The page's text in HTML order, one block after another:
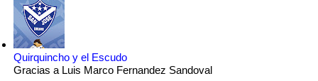
Quirquincho y el Escudo
Gracias a Luis Marco Fernandez Sandoval